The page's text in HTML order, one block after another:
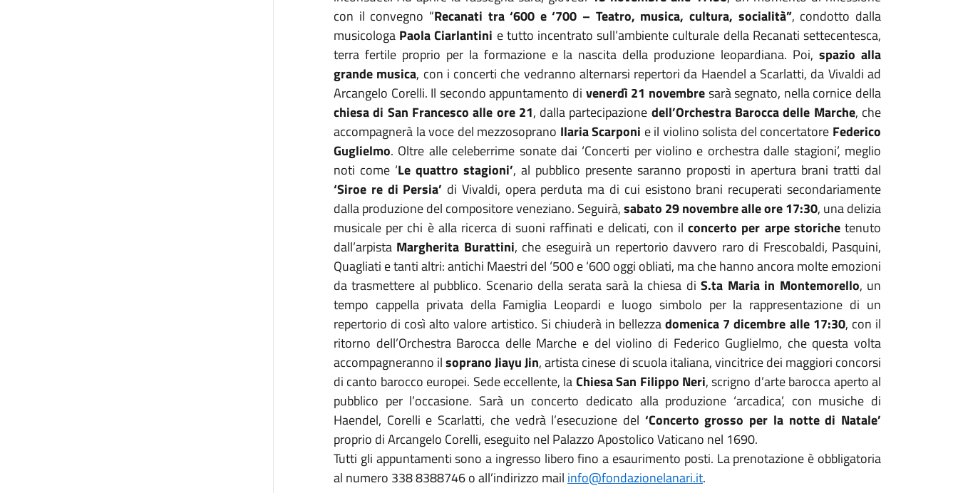
con il convegno “Recanati tra ‘600 e ‘700 – Teatro, musica, cultura, socialità”, condotto dalla
musicologa Paola Ciarlantini e tutto incentrato sull’ambiente culturale della Recanati settecentesca,
terra fertile proprio per la formazione e la nascita della produzione leopardiana. Poi,spazio alla
grande musica, con i concerti che vedranno alternarsi repertori da Haendel a Scarlatti, da Vivaldi ad
Arcangelo Corelli. Il secondo appuntamento di venerdì 21 novembresarà segnato, nella cornice della
chiesadi San Francesco alle ore 21, dalla partecipazione dell’Orchestra Barocca delle Marche, che
accompagnerà la voce del mezzosoprano Ilaria Scarponi e il violino solista del concertatore Federico
Guglielmo. Oltre alle celeberrime sonate dai ‘Concerti per violino e orchestra dalle stagioni’, meglio
noti come ‘Le quattro stagioni’, al pubblico presente saranno proposti in apertura brani tratti dal
‘Siroe re di Persia’ di Vivaldi, opera perduta ma di cui esistono brani recuperati secondariamente
dalla produzione del compositore veneziano. Seguirà,sabato 29 novembre alle ore 17:30, una delizia
musicale per chi è alla ricerca di suoni raffinati e delicati, con ilconcerto per arpe storichetenuto
dall’arpista Margherita Burattini, che eseguirà un repertorio davvero raro di Frescobaldi, Pasquini,
Quagliati e tanti altri: antichi Maestri del ‘500 e ‘600 oggi obliati, ma che hanno ancora molte emozioni
da trasmettere al pubblico. Scenario della serata sarà la chiesa diS.ta Maria in Montemorello, un
tempo cappella privata della Famiglia Leopardi e luogo simbolo per la rappresentazione di un
repertorio di così alto valore artistico. Si chiuderà in bellezzadomenica 7 dicembre alle 17:30, con il
ritorno dell’Orchestra Barocca delle Marche e del violino di Federico Guglielmo, che questa volta
accompagneranno ilsoprano Jiayu Jin, artista cinese di scuola italiana, vincitrice dei maggiori concorsi
di canto barocco europei. Sede eccellente, laChiesa San Filippo Neri, scrigno d’arte barocca aperto al
pubblico per l’occasione. Sarà un concerto dedicato alla produzione ‘arcadica’, con musiche di
Haendel, Corelli e Scarlatti, che vedrà l’esecuzione del ‘Concerto grosso per la notte di Natale’
proprio di Arcangelo Corelli, eseguito nel Palazzo Apostolico Vaticano nel 1690.
Tutti gli appuntamenti sono a ingresso libero fino a esaurimento posti. La prenotazione è obbligatoria
al numero 338 8388746 o all’indirizzo mail info@fondazionelanari.it.